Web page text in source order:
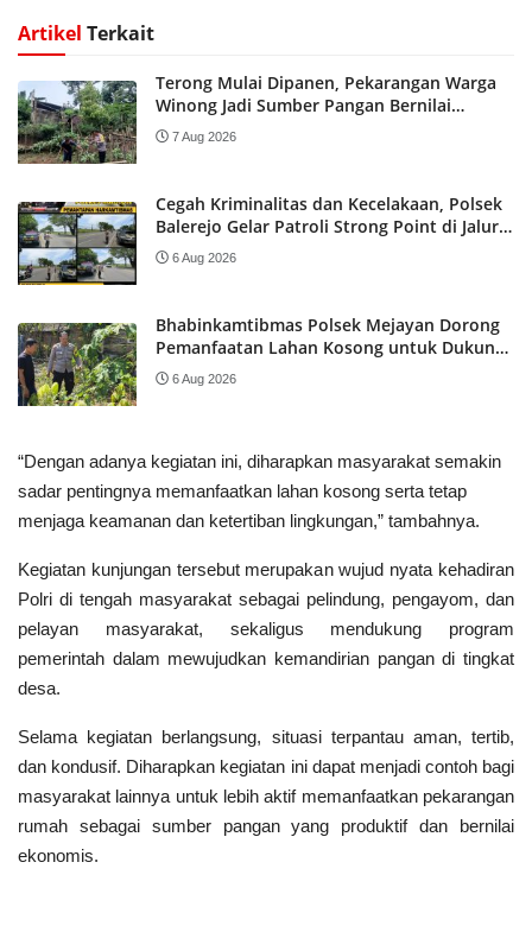
Artikel Terkait
Terong Mulai Dipanen, Pekarangan Warga
Winong Jadi Sumber Pangan Bernilai
Ekonomi
7 Aug 2026
Cegah Kriminalitas dan Kecelakaan, Polsek
Balerejo Gelar Patroli Strong Point di Jalur
Utama Madiun–Surabaya
6 Aug 2026
Bhabinkamtibmas Polsek Mejayan Dorong
Pemanfaatan Lahan Kosong untuk Dukung
Program Ketahanan Pangan Nasional
6 Aug 2026
“Dengan adanya kegiatan ini, diharapkan masyarakat semakin
sadar pentingnya memanfaatkan lahan kosong serta tetap
menjaga keamanan dan ketertiban lingkungan,” tambahnya.
Kegiatan kunjungan tersebut merupakan wujud nyata kehadiran
Polri di tengah masyarakat sebagai pelindung, pengayom, dan
pelayan masyarakat, sekaligus mendukung program
pemerintah dalam mewujudkan kemandirian pangan di tingkat
desa.
Selama kegiatan berlangsung, situasi terpantau aman, tertib,
dan kondusif. Diharapkan kegiatan ini dapat menjadi contoh bagi
masyarakat lainnya untuk lebih aktif memanfaatkan pekarangan
rumah sebagai sumber pangan yang produktif dan bernilai
ekonomis.